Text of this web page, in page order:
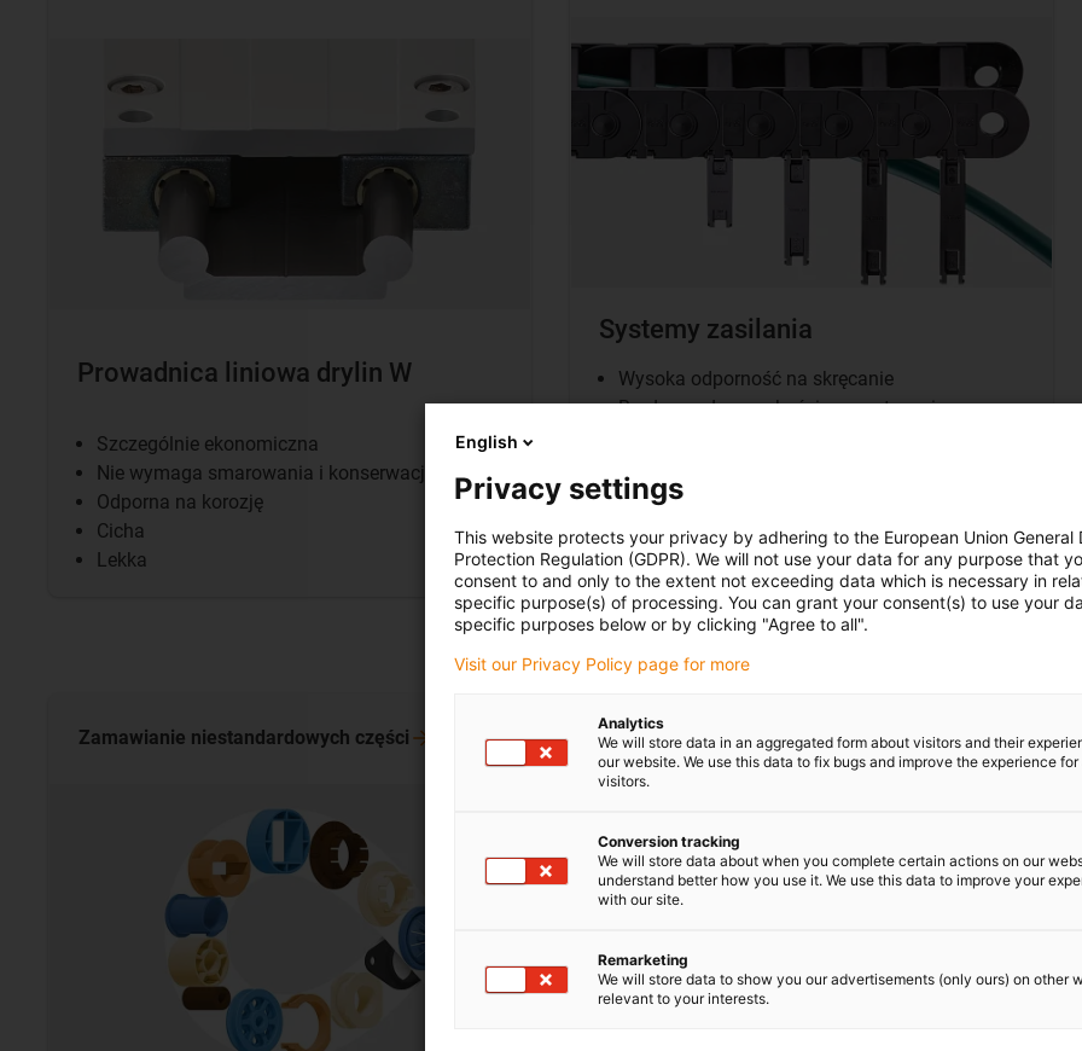
Prowadnica liniowa drylin W
Szczególnie ekonomiczna
Nie wymaga smarowania i konserwacji
Odporna na korozję
Cicha
Lekka
Systemy zasilania
Wysoka odporność na skręcanie
Bardzo małe wysokości wewnętrzne i
zamknięta e-tuba
Poprzeczka powiększająca do prowadzenia np.
węży ssących
Zamawianie niestandardowych części Modułowy system
English
Privacy settings
This website protects your privacy by adhering to the European Union General
Protection Regulation (GDPR). We will not use your data for any purpose that
consent to and only to the extent not exceeding data which is necessary in
specific purpose(s) of processing. You can grant your consent(s) to use your
specific purposes below or by clicking "Agree to all".
Visit our Privacy Policy page for more
Analytics
We will store data in an aggregated form about visitors and their
our website. We use this data to fix bugs and improve the experience for
visitors.
Conversion tracking
We will store data about when you complete certain actions on our
understand better how you use it. We use this data to improve your
with our site.
Remarketing
We will store data to show you our advertisements (only ours) on other
relevant to your interests.